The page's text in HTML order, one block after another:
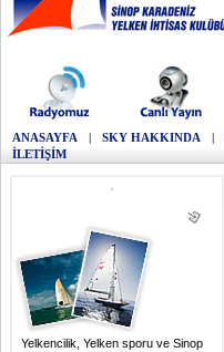
ANASAYFA | SKY HAKKINDA |
İLETİŞİM
Yelkencilik, Yelken sporu ve Sinop